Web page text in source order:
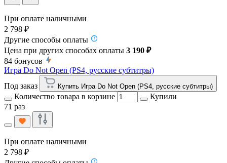
При оплате наличными
2 798 ₽
Другие способы оплаты
Цена при других способах оплаты 3 190 ₽
84 бонусов
Игра Do Not Open (PS4, русские субтитры)
Под заказ
Купить Игра Do Not Open (PS4, русские субтитры)
Количество товара в корзине
Купили
71 раз
При оплате наличными
2 798 ₽